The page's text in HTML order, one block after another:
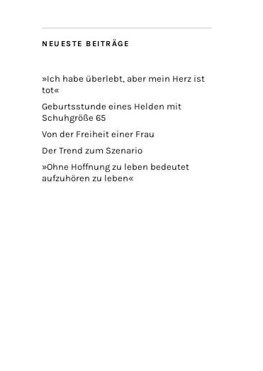
NEUESTE BEITRÄGE
»Ich habe überlebt, aber mein Herz ist
tot«
Geburtsstunde eines Helden mit
Schuhgröße 65
Von der Freiheit einer Frau
Der Trend zum Szenario
»Ohne Hoffnung zu leben bedeutet
aufzuhören zu leben«